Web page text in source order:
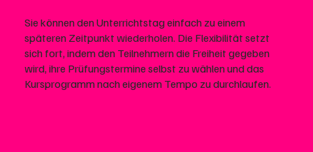
Sie können den Unterrichtstag einfach zu einem
späteren Zeitpunkt wiederholen. Die Flexibilität setzt
sich fort, indem den Teilnehmern die Freiheit gegeben
wird, ihre Prüfungstermine selbst zu wählen und das
Kursprogramm nach eigenem Tempo zu durchlaufen.